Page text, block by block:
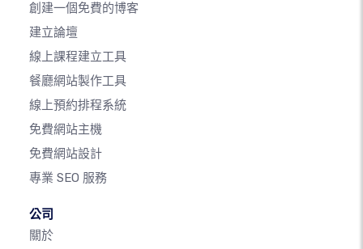
創建一個免費的博客
建立論壇
線上課程建立工具
餐廳網站製作工具
線上預約排程系統
免費網站主機
免費網站設計
專業 SEO 服務
公司
關於